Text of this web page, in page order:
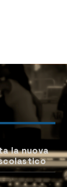
la nuova